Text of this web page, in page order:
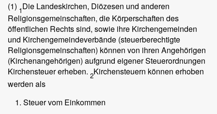
(1) 1Die Landeskirchen, Diözesen und anderen
Religionsgemeinschaften, die Körperschaften des
öffentlichen Rechts sind, sowie ihre Kirchengemeinden
und Kirchengemeindeverbände (steuerberechtigte
Religionsgemeinschaften) können von ihren Angehörigen
(Kirchenangehörigen) aufgrund eigener Steuerordnungen
Kirchensteuer erheben. 2Kirchensteuern können erhoben
werden als
Steuer vom Einkommen